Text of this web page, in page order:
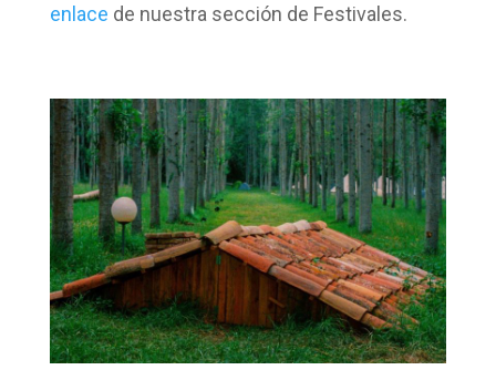
enlace de nuestra sección de Festivales.